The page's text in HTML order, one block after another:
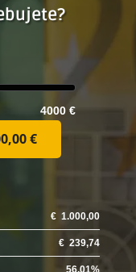
4000 €
€
€1.000,00
€239,74
56,01%